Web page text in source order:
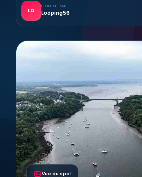
LO
PROPOSÉ PAR
Looping56
Vue du spot